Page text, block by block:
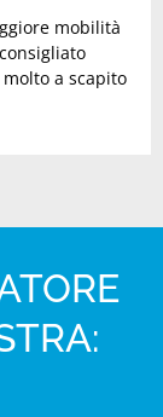
mobilità
a scapito